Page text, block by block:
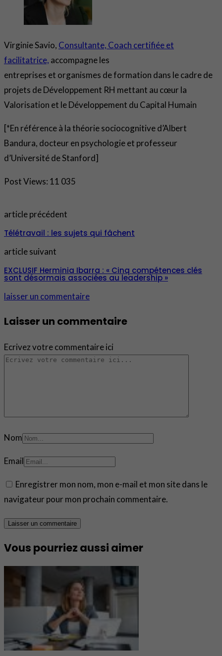
Virginie Savio, Consultante, Coach certifiée et
facilitatrice, accompagne les
entreprises et organismes de formation dans le cadre de
projets de Développement RH mettant au cœur la
Valorisation et le Développement du Capital Humain
[*En référence à la théorie sociocognitive d’Albert
Bandura, docteur en psychologie et professeur
d’Université de Stanford]
Post Views: 11 035
article précédent
Télétravail : les sujets qui fâchent
article suivant
EXCLUSIF Herminia Ibarra : « Cinq compétences clés
sont désormais associées au leadership »
laisser un commentaire
Laisser un commentaire
Ecrivez votre commentaire ici
Nom
Email
Enregistrer mon nom, mon e-mail et mon site dans le
navigateur pour mon prochain commentaire.
Vous pourriez aussi aimer